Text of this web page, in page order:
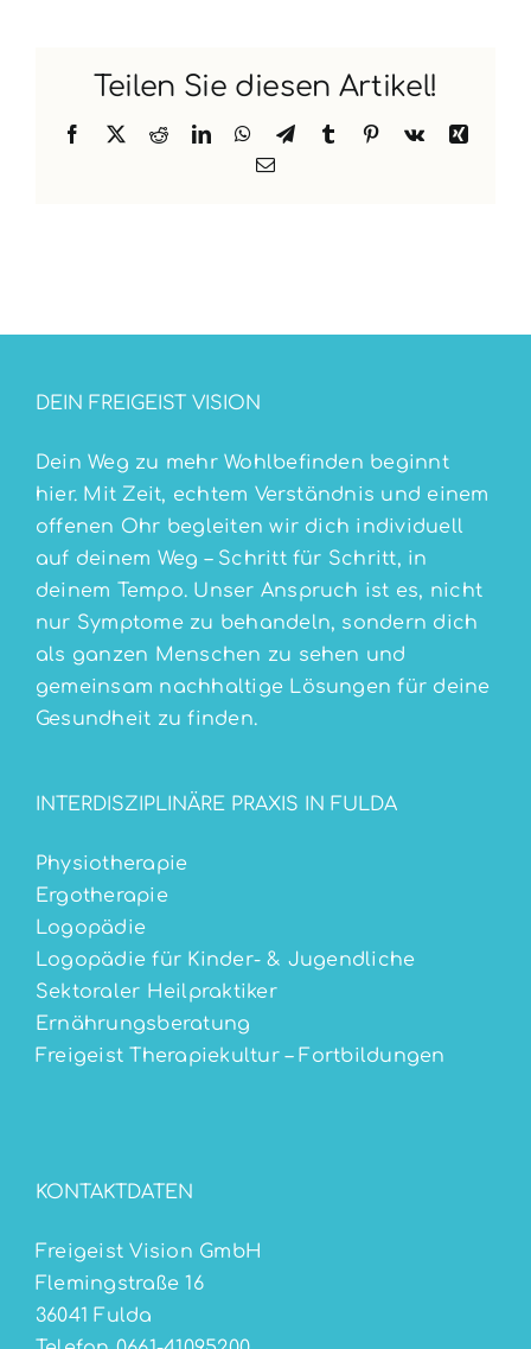
Teilen Sie diesen Artikel!
Facebook
X RedditLinkedInWhatsApp
TelegramTumblr Pinterest
Vk
Xing
E-
DEIN FREIGEIST VISION
Dein Weg zu mehr Wohlbefinden beginnt
hier. Mit Zeit, echtem Verständnis und einem
offenen Ohr begleiten wir dich individuell
auf deinem Weg – Schritt für Schritt, in
deinem Tempo. Unser Anspruch ist es, nicht
nur Symptome zu behandeln, sondern dich
als ganzen Menschen zu sehen und
gemeinsam nachhaltige Lösungen für deine
Gesundheit zu finden.
INTERDISZIPLINÄRE PRAXIS IN FULDA
Physiotherapie
Ergotherapie
Logopädie
Logopädie für Kinder- & Jugendliche
Sektoraler Heilpraktiker
Ernährungsberatung
Freigeist Therapiekultur – Fortbildungen
KONTAKTDATEN
Freigeist Vision GmbH
Flemingstraße 16
36041 Fulda